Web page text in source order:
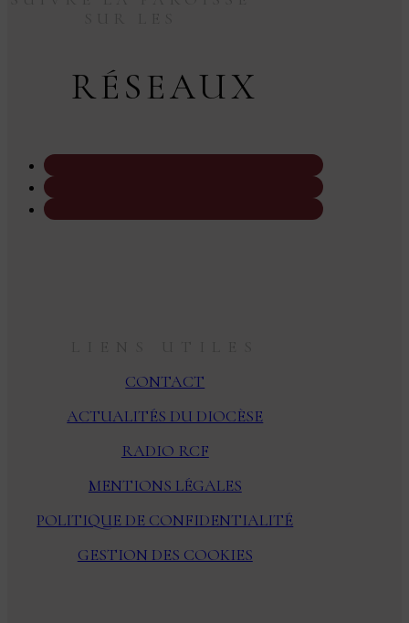
RÉSEAUX
CONTACT
ACTUALITÉS DU DIOCÈSE
RADIO RCF
MENTIONS LÉGALES
POLITIQUE DE CONFIDENTIALITÉ
GESTION DES COOKIES